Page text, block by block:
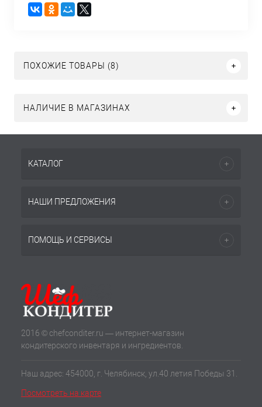
ПОХОЖИЕ ТОВАРЫ (8)
НАЛИЧИЕ В МАГАЗИНАХ
КАТАЛОГ
НАШИ ПРЕДЛОЖЕНИЯ
ПОМОЩЬ И СЕРВИСЫ
2016 © chefconditer.ru — интернет-магазин
кондитерского инвентаря и ингредиентов.
Наш адрес: 454000, г. Челябинск, ул.40 летия Победы 31.
Посмотреть на карте